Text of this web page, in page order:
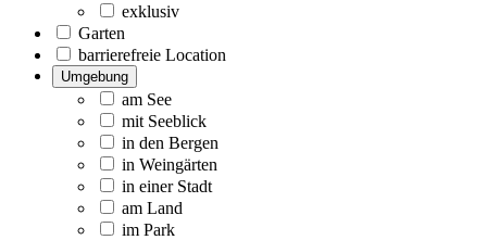
exklusiv
Garten
barrierefreie Location
Umgebung
am See
mit Seeblick
in den Bergen
in Weingärten
in einer Stadt
am Land
im Park